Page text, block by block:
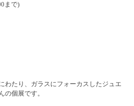
まで)
わたり、ガラスにフォーカスしたジュエ
の個展です。